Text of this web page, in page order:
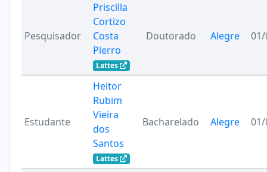
Pesquisador
Priscilla
Cortizo
Costa
Pierro
Lattes
Doutorado Alegre
Estudante
Heitor
Rubim
Vieira
dos
Santos
Lattes
Bacharelado Alegre